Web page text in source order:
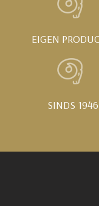
EIGEN
SINDS 1946